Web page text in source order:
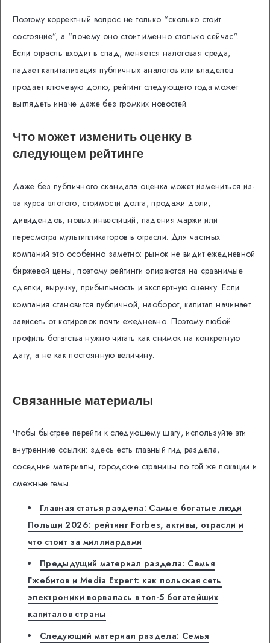
Поэтому корректный вопрос не только “сколько стоит
состояние”, а “почему оно стоит именно столько сейчас”.
Если отрасль входит в спад, меняется налоговая среда,
падает капитализация публичных аналогов или владелец
продает ключевую долю, рейтинг следующего года может
выглядеть иначе даже без громких новостей.
Что может изменить оценку в
следующем рейтинге
Даже без публичного скандала оценка может измениться из-
за курса злотого, стоимости долга, продажи доли,
дивидендов, новых инвестиций, падения маржи или
пересмотра мультипликаторов в отрасли. Для частных
компаний это особенно заметно: рынок не видит ежедневной
биржевой цены, поэтому рейтинги опираются на сравнимые
сделки, выручку, прибыльность и экспертную оценку. Если
компания становится публичной, наоборот, капитал начинает
зависеть от котировок почти ежедневно. Поэтому любой
профиль богатства нужно читать как снимок на конкретную
дату, а не как постоянную величину.
Связанные материалы
Чтобы быстрее перейти к следующему шагу, используйте эти
внутренние ссылки: здесь есть главный гид раздела,
соседние материалы, городские страницы по той же локации и
смежные темы.
Главная статья раздела: Самые богатые люди
Польши 2026: рейтинг Forbes, активы, отрасли и
что стоит за миллиардами
Предыдущий материал раздела: Семья
Гжебитов и Media Expert: как польская сеть
электроники ворвалась в топ-5 богатейших
капиталов страны
Следующий материал раздела: Семья